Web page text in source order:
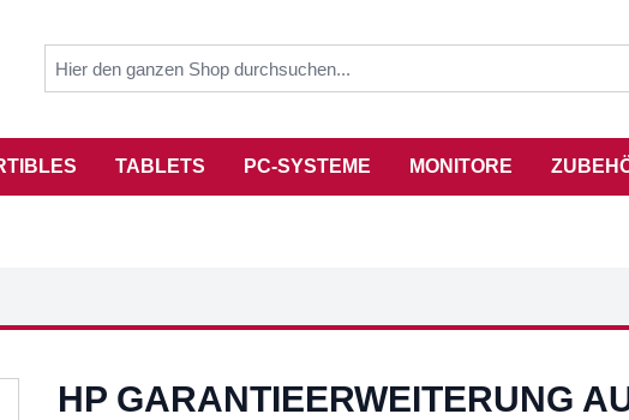
TABLETS PC-SYSTEME MONITORE
HP GARANTIEERWEITERUNG